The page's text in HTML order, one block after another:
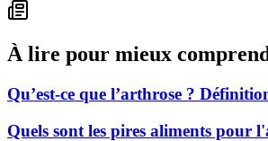
À lire pour mieux
Qu’est-ce que l’arthrose ?
Quels sont les pires aliments pour